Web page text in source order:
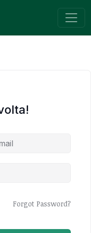
Forgot Password?